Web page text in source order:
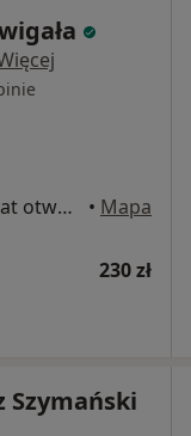
Stefana Okrzei 6, Józefów (powiat otwocki) • Mapa
230 zł
Szymański